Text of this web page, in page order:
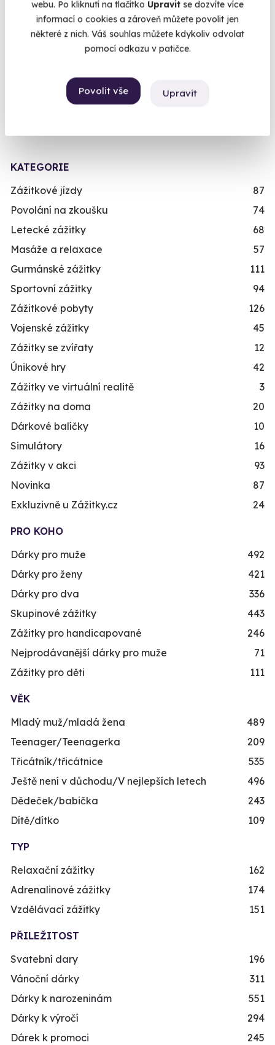
webu. Po kliknutí na tlačítko Upravit se dozvíte více
informací o cookies a zároveň můžete povolit jen
některé z nich. Váš souhlas můžete kdykoliv odvolat
pomocí odkazu v patičce.
Povolit vše Upravit
Chcete rezervovat termín?
Koupit a rezervovat nyní
Objednejte si rovnou konkrétní termín. Po úhradě
máte rezervaci hned v e-mailu.
Co se vám na zážitku líbilo
účastník zážitku
(01. 05. 2026)
KATEGORIE
Zážitkové jízdy
87
Povolání na zkoušku
74
Letecké zážitky
68
Masáže a relaxace
57
Gurmánské zážitky
111
Sportovní zážitky
94
Zážitkové pobyty
126
Vojenské zážitky
45
Zážitky se zvířaty
12
Únikové hry
42
Zážitky ve virtuální realitě
3
Zážitky na doma
20
Dárkové balíčky
10
Simulátory
16
Zážitky v akci
93
Novinka
87
Exkluzivně u Zážitky.cz
24
PRO KOHO
Dárky pro muže
492
Dárky pro ženy
421
Dárky pro dva
336
Skupinové zážitky
443
Zážitky pro handicapované
246
Nejprodávanější dárky pro muže
71
Zážitky pro děti
111
VĚK
Mladý muž/mladá žena
489
Teenager/Teenagerka
209
Třicátník/třicátnice
535
Ještě není v důchodu/V nejlepších letech
496
Dědeček/babička
243
Dítě/dítko
109
TYP
Relaxační zážitky
162
Adrenalinové zážitky
174
Vzdělávací zážitky
151
PŘILEŽITOST
Svatební dary
196
Vánoční dárky
311
Dárky k narozeninám
551
Dárky k výročí
294
Dárek k promoci
245